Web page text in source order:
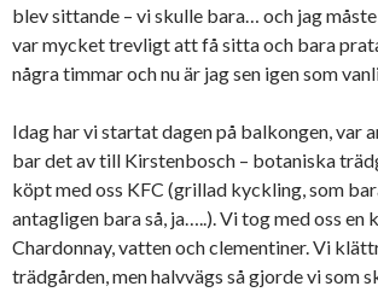
blev sittande – vi skulle bara… och jag
var mycket trevligt att få sitta och bara
några timmar och nu är jag sen igen som
Idag har vi startat dagen på balkongen, var
bar det av till Kirstenbosch – botaniska
köpt med oss KFC (grillad kyckling, som
antagligen bara så, ja…..). Vi tog med oss en
Chardonnay, vatten och clementiner. Vi
trädgården, men halvvägs så gjorde vi som